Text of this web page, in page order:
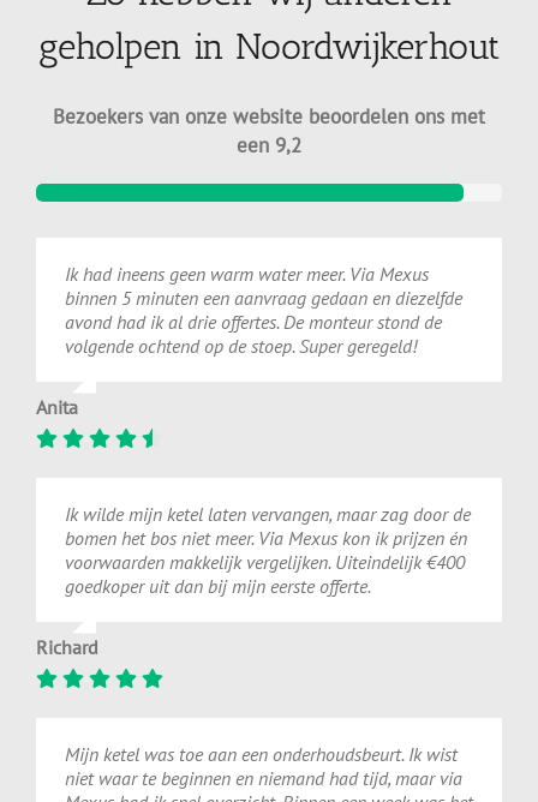
geholpen in Noordwijkerhout
Bezoekers van onze website beoordelen ons met
een 9,2
Ik had ineens geen warm water meer. Via Mexus
binnen 5 minuten een aanvraag gedaan en diezelfde
avond had ik al drie offertes. De monteur stond de
volgende ochtend op de stoep. Super geregeld!
Anita
Ik wilde mijn ketel laten vervangen, maar zag door de
bomen het bos niet meer. Via Mexus kon ik prijzen én
voorwaarden makkelijk vergelijken. Uiteindelijk €400
goedkoper uit dan bij mijn eerste offerte.
Richard
Mijn ketel was toe aan een onderhoudsbeurt. Ik wist
niet waar te beginnen en niemand had tijd, maar via